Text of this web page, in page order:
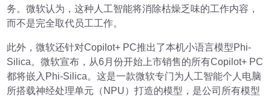
务。微软认为，这种人工智能将消除枯燥乏味的工作内容，
而不是完全取代员工工作。
此外，微软还针对Copilot+ PC推出了本机小语言模型Phi-
Silica。微软宣布，从6月份开始上市销售的所有Copilot+ PC
都将嵌入Phi-Silica。这是一款微软专门为人工智能个人电脑
所搭载神经处理单元（NPU）打造的模型，是公司所有模型